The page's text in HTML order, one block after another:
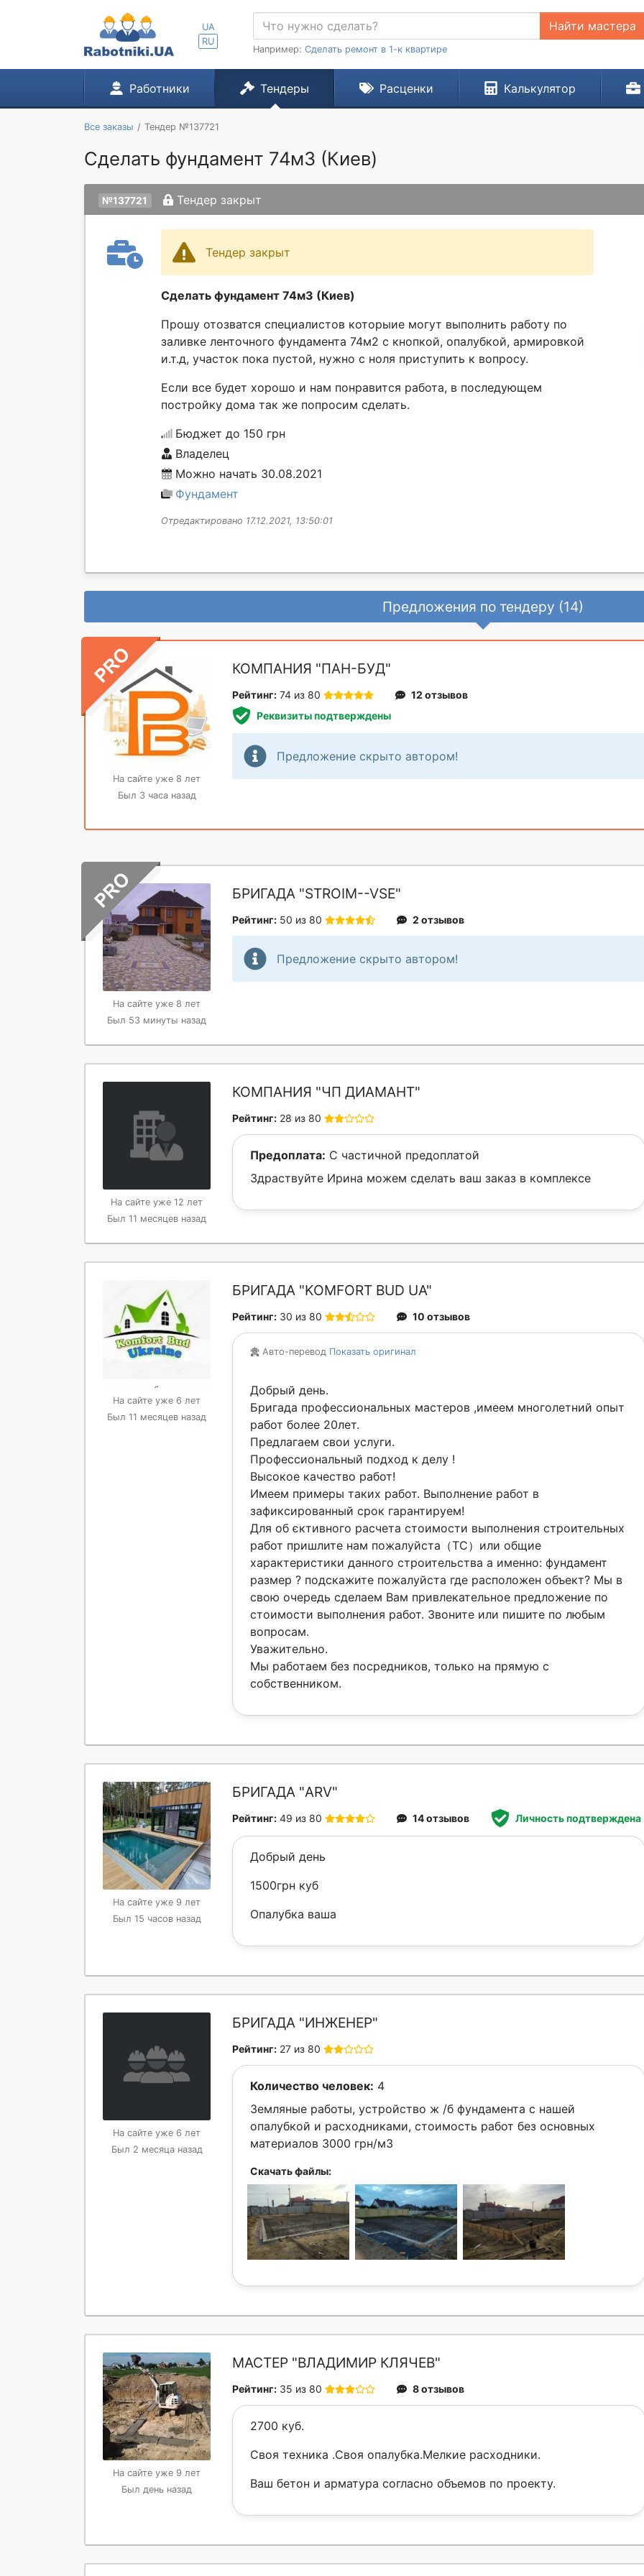
UA
RU
Найти мастера
Например: Сделать ремонт в 1-к квартире
Работники Тендеры Расценки Калькулятор
Все заказы Тендер №137721
Сделать фундамент 74м3 (Киев)
№137721 Тендер закрыт
Тендер закрыт
Сделать фундамент 74м3 (Киев)
Прошу отозватся специалистов которыие могут выполнить работу по
заливке ленточного фундамента 74м2 с кнопкой, опалубкой, армировкой
и.т.д, участок пока пустой, нужно с ноля приступить к вопросу.
Если все будет хорошо и нам понравится работа, в последующем
постройку дома так же попросим сделать.
Бюджет до 150 грн
Владелец
Можно начать 30.08.2021
Фундамент
Отредактировано 17.12.2021, 13:50:01
Предложения по тендеру (14)
На сайте уже 8 лет
Был 3 часа назад
КОМПАНИЯ "ПАН-БУД"
Рейтинг: 74 из 80
12 отзывов
Реквизиты подтверждены
Предложение скрыто автором!
На сайте уже 8 лет
Был 53 минуты назад
БРИГАДА "STROIM--VSE"
Рейтинг: 50 из 80 2 отзывов
Предложение скрыто автором!
На сайте уже 12 лет
Был 11 месяцев назад
КОМПАНИЯ "ЧП ДИАМАНТ"
Рейтинг: 28 из 80
Предоплата: С частичной предоплатой
Здраствуйте Ирина можем сделать ваш заказ в комплексе
На сайте уже 6 лет
Был 11 месяцев назад
БРИГАДА "KOMFORT BUD UA"
Рейтинг: 30 из 80 10 отзывов
Авто-перевод Показать оригинал
Добрый день.
Бригада профессиональных мастеров ,имеем многолетний опыт
работ более 20лет.
Предлагаем свои услуги.
Профессиональный подход к делу !
Высокое качество работ!
Имеем примеры таких работ. Выполнение работ в
зафиксированный срок гарантируем!
Для об єктивного расчета стоимости выполнения строительных
работ пришлите нам пожалуйста（ТС）или общие
характеристики данного строительства а именно: фундамент
размер ? подскажите пожалуйста где расположен объект? Мы в
свою очередь сделаем Вам привлекательное предложение по
стоимости выполнения работ. Звоните или пишите по любым
вопросам.
Уважительно.
Мы работаем без посредников, только на прямую с
собственником.
На сайте уже 9 лет
Был 15 часов назад
БРИГАДА "ARV"
Рейтинг: 49 из 80 14 отзывов Личность подтверждена
Добрый день
1500грн куб
Опалубка ваша
На сайте уже 6 лет
Был 2 месяца назад
БРИГАДА "ИНЖЕНЕР"
Рейтинг: 27 из 80
Количество человек: 4
Земляные работы, устройство ж /б фундамента с нашей
опалубкой и расходниками, стоимость работ без основных
материалов 3000 грн/м3
Скачать файлы:
На сайте уже 9 лет
Был день назад
МАСТЕР "ВЛАДИМИР КЛЯЧЕВ"
Рейтинг: 35 из 80 8 отзывов
2700 куб.
Своя техника .Своя опалубка.Мелкие расходники.
Ваш бетон и арматура согласно объемов по проекту.